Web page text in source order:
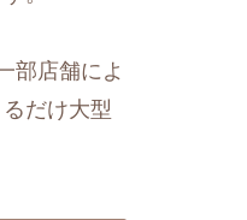
部店舗によ
だけ大型